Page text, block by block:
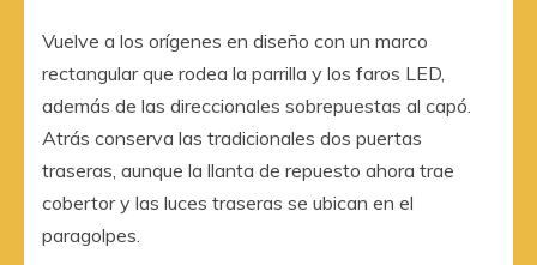
Vuelve a los orígenes en diseño con un marco
rectangular que rodea la parrilla y los faros LED,
además de las direccionales sobrepuestas al capó.
Atrás conserva las tradicionales dos puertas
traseras, aunque la llanta de repuesto ahora trae
cobertor y las luces traseras se ubican en el
paragolpes.